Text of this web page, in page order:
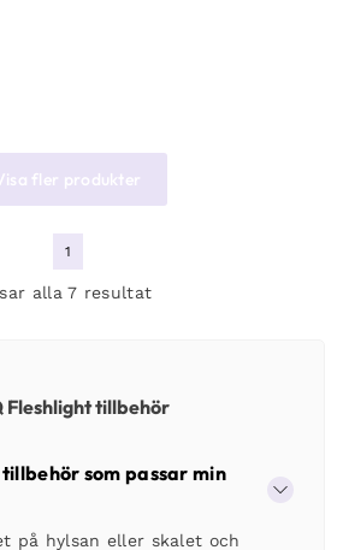
fler produkter
1
alla 7 resultat
Fleshlight tillbehör
som passar min
på hylsan eller skalet och